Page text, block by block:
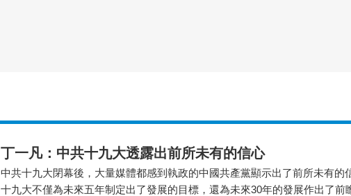
丁一凡：中共十九大透露出前所未有的信心
中共十九大閉幕後，大量媒體都感到​​執政的中國共產黨顯示出了前所未有的
十九大不僅為未來五年制定出了發展的目標，還為未來30年的發展作出了前